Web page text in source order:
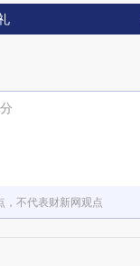
，不代表财新网观点